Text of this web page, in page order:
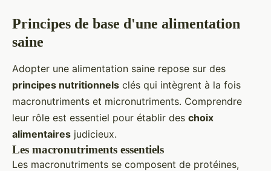
Principes de base d'une alimentation
saine
Adopter une alimentation saine repose sur des
principes nutritionnels clés qui intègrent à la fois
macronutriments et micronutriments. Comprendre
leur rôle est essentiel pour établir des choix
alimentaires judicieux.
Les macronutriments essentiels
Les macronutriments se composent de protéines,